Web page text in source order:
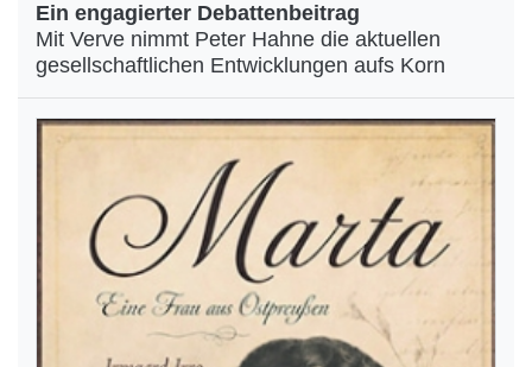
Ein engagierter Debattenbeitrag
Mit Verve nimmt Peter Hahne die aktuellen
gesellschaftlichen Entwicklungen aufs Korn